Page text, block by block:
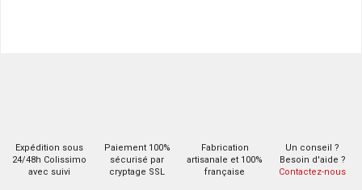
Expédition sous
24/48h Colissimo
avec suivi
Paiement 100%
sécurisé par
cryptage SSL
Fabrication
artisanale et 100%
française
Un conseil ?
Besoin d'aide ?
Contactez-nous